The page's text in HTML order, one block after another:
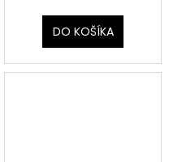
/ Silver)
DO KOŠÍKA